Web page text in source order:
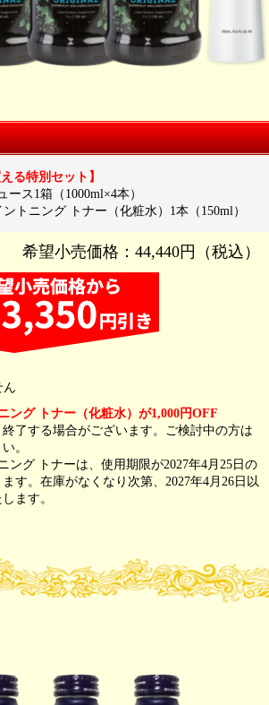
る特別セット】
ース1箱（1000ml×4本）
トニング トナー（化粧水）1本（150ml）
希望小売価格：44,440円（税込）
ん
ング トナー（化粧水）が1,000円OFF
了する場合がございます。ご検討中の方は
。
ング トナーは、使用期限が2027年4月25日の
す。在庫がなくなり次第、2027年4月26日以
ます。